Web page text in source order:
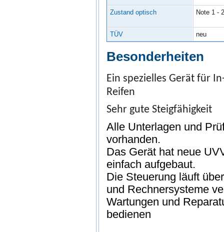
Zustand optisch Note 1 - 2
TÜV neu
Besonderheiten
Ein spezielles Gerät für
Reifen
Sehr gute Steigfähigkeit
Alle Unterlagen und
vorhanden.
Das Gerät hat neue
einfach aufgebaut.
Die Steuerung läuft
und Rechnersysteme
Wartungen und
bedienen